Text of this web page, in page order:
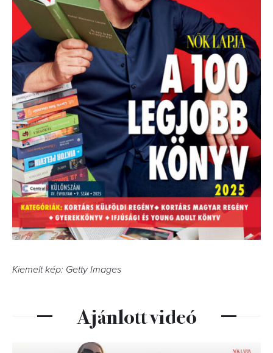
Kiemelt kép: Getty Images
Ajánlott videó